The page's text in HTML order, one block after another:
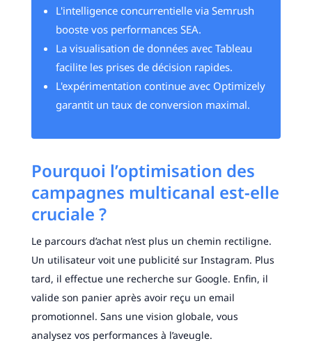
L'intelligence concurrentielle via Semrush
booste vos performances SEA.
La visualisation de données avec Tableau
facilite les prises de décision rapides.
L'expérimentation continue avec Optimizely
garantit un taux de conversion maximal.
Pourquoi l’optimisation des
campagnes multicanal est-elle
cruciale ?
Le parcours d’achat n’est plus un chemin rectiligne.
Un utilisateur voit une publicité sur Instagram. Plus
tard, il effectue une recherche sur Google. Enfin, il
valide son panier après avoir reçu un email
promotionnel. Sans une vision globale, vous
analysez vos performances à l’aveugle.